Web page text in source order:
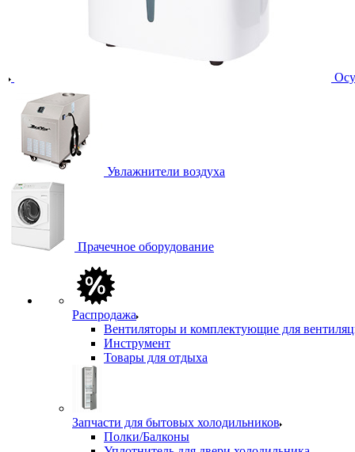
Увлажнители воздуха
Прачечное оборудование
Распродажа
Вентиляторы и комплектующие для
Инструмент
Товары для отдыха
Запчасти для бытовых холодильников
Полки/Балконы